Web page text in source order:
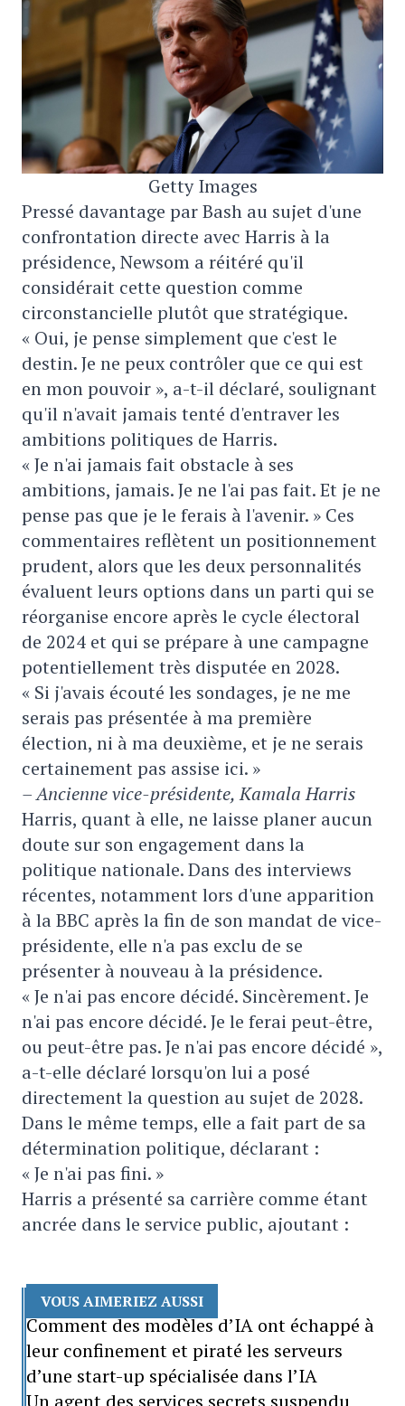
Getty Images
Pressé davantage par Bash au sujet d'une
confrontation directe avec Harris à la
présidence, Newsom a réitéré qu'il
considérait cette question comme
circonstancielle plutôt que stratégique.
« Oui, je pense simplement que c'est le
destin. Je ne peux contrôler que ce qui est
en mon pouvoir », a-t-il déclaré, soulignant
qu'il n'avait jamais tenté d'entraver les
ambitions politiques de Harris.
« Je n'ai jamais fait obstacle à ses
ambitions, jamais. Je ne l'ai pas fait. Et je ne
pense pas que je le ferais à l'avenir. » Ces
commentaires reflètent un positionnement
prudent, alors que les deux personnalités
évaluent leurs options dans un parti qui se
réorganise encore après le cycle électoral
de 2024 et qui se prépare à une campagne
potentiellement très disputée en 2028.
« Si j'avais écouté les sondages, je ne me
serais pas présentée à ma première
élection, ni à ma deuxième, et je ne serais
certainement pas assise ici. »
– Ancienne vice-présidente, Kamala Harris
Harris, quant à elle, ne laisse planer aucun
doute sur son engagement dans la
politique nationale. Dans des interviews
récentes, notamment lors d'une apparition
à la BBC après la fin de son mandat de vice-
présidente, elle n'a pas exclu de se
présenter à nouveau à la présidence.
« Je n'ai pas encore décidé. Sincèrement. Je
n'ai pas encore décidé. Je le ferai peut-être,
ou peut-être pas. Je n'ai pas encore décidé »,
a-t-elle déclaré lorsqu'on lui a posé
directement la question au sujet de 2028.
Dans le même temps, elle a fait part de sa
détermination politique, déclarant :
« Je n'ai pas fini. »
Harris a présenté sa carrière comme étant
ancrée dans le service public, ajoutant :
VOUS AIMERIEZ AUSSI
Comment des modèles d’IA ont échappé à
leur confinement et piraté les serveurs
d’une start-up spécialisée dans l’IA
Un agent des services secrets suspendu